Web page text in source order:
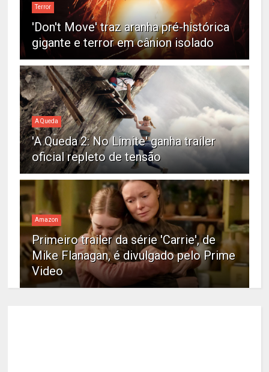
Terror
'Don't Move' traz aranha pré-histórica
gigante e terror em cânion isolado
A Queda
'A Queda 2: No Limite' ganha trailer
oficial repleto de tensão
Amazon
Primeiro trailer da série 'Carrie', de
Mike Flanagan, é divulgado pelo Prime
Video